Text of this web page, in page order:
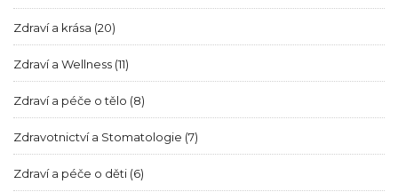
Zdraví a krása (20)
Zdraví a Wellness (11)
Zdraví a péče o tělo (8)
Zdravotnictví a Stomatologie (7)
Zdraví a péče o děti (6)